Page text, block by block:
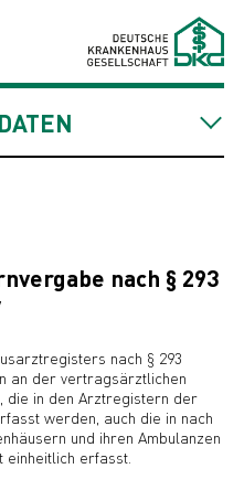
nach § 293
nach § 293
an der vertragsärztlichen
die in den Arztregistern der
werden, auch die in nach
und ihren Ambulanzen
erfasst.